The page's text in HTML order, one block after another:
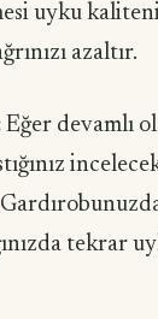
uyku
azaltır.
Eğer devamlı
tekrar